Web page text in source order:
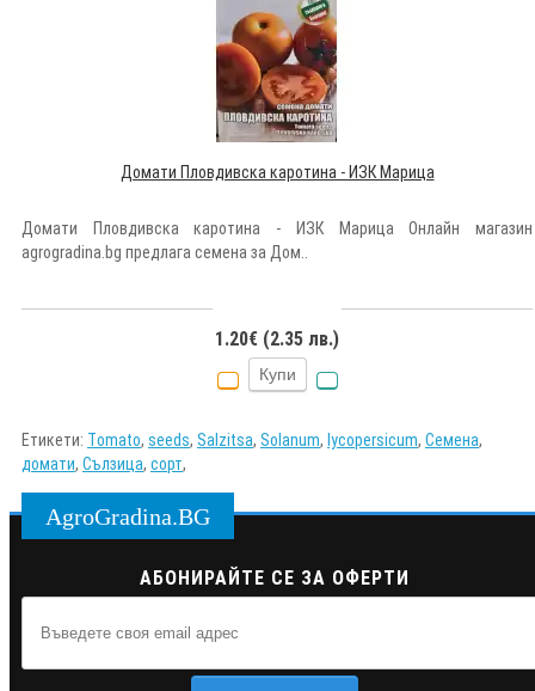
Домати Пловдивска каротина - ИЗК Марица
Домати Пловдивска каротина - ИЗК Марица Онлайн магазин
agrogradina.bg предлага семена за Дом..
1.20€ (2.35 лв.)
Купи
Етикети: Tоmаtо, seeds, Salzitsa, Solanum, lycopersicum, Семена,
домати, Сълзица, сорт,
AgroGradina.BG
АБОНИРАЙТЕ СЕ ЗА ОФЕРТИ